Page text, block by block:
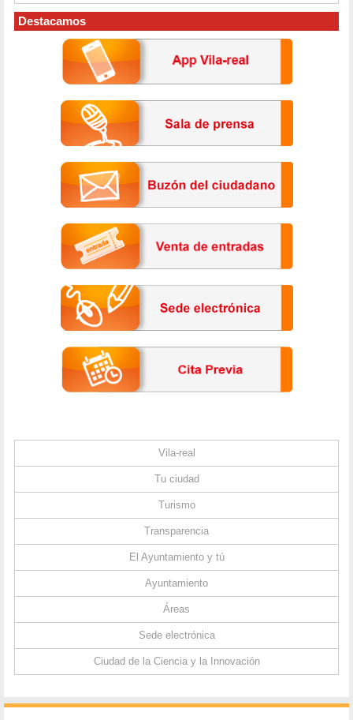
Destacamos
Vila-real
Tu ciudad
Turismo
Transparencia
El Ayuntamiento y tú
Ayuntamiento
Áreas
Sede electrónica
Ciudad de la Ciencia y la Innovación